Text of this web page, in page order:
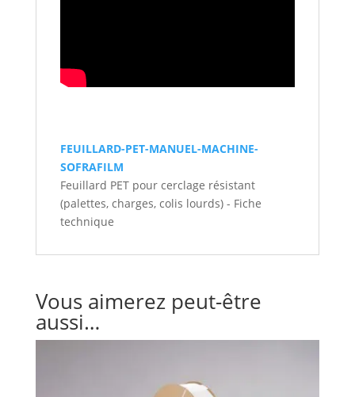
FEUILLARD-PET-MANUEL-MACHINE-
SOFRAFILM
Feuillard PET pour cerclage résistant
(palettes, charges, colis lourds) - Fiche
technique
Vous aimerez peut-être
aussi…